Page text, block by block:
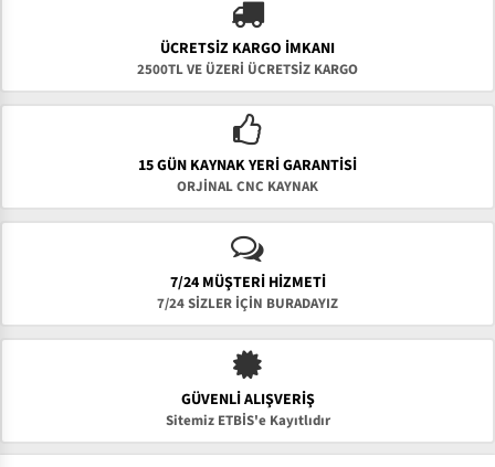
ÜCRETSIZ KARGO İMKANI
2500TL VE ÜZERİ ÜCRETSİZ KARGO
15 GÜN KAYNAK YERI GARANTISI
ORJİNAL CNC KAYNAK
7/24 MÜŞTERİ HİZMETİ
7/24 SİZLER İÇİN BURADAYIZ
GÜVENLI ALIŞVERIŞ
Sitemiz ETBİS'e Kayıtlıdır